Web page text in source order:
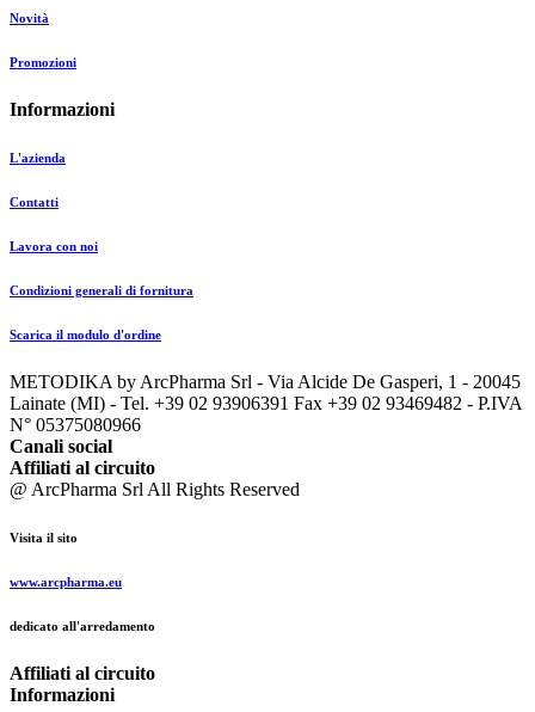
Novità
Promozioni
Informazioni
L'azienda
Contatti
Lavora con noi
Condizioni generali di fornitura
Scarica il modulo d'ordine
METODIKA by ArcPharma Srl - Via Alcide De Gasperi, 1 - 20045
Lainate (MI) - Tel. +39 02 93906391 Fax +39 02 93469482 - P.IVA
N° 05375080966
Canali social
Affiliati al circuito
@ ArcPharma Srl All Rights Reserved
Visita il sito
www.arcpharma.eu
dedicato all'arredamento
Affiliati al circuito
Informazioni